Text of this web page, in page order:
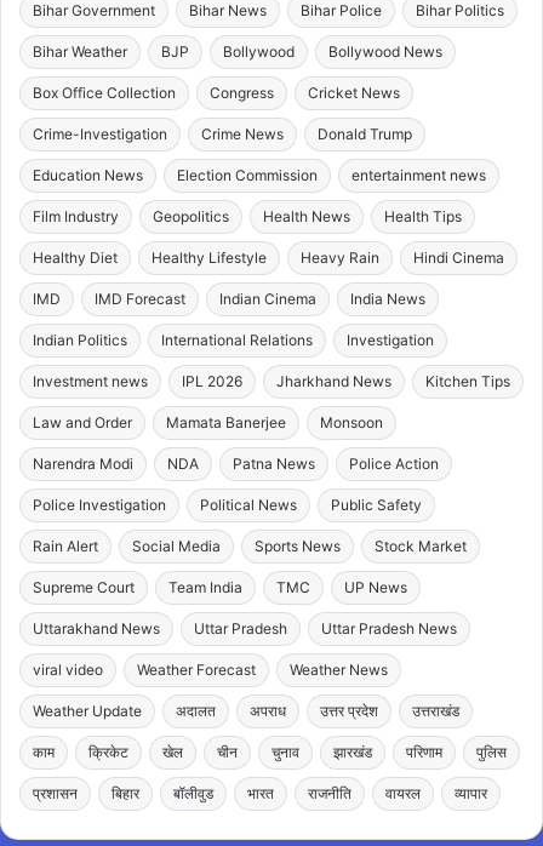
Bihar Government Bihar News Bihar Police Bihar Politics
Bihar Weather BJP Bollywood Bollywood News
Box Office Collection Congress Cricket News
Crime-Investigation Crime News Donald Trump
Education News Election Commission entertainment news
Film Industry Geopolitics Health News Health Tips
Healthy Diet Healthy Lifestyle Heavy Rain Hindi Cinema
IMD IMD Forecast Indian Cinema India News
Indian Politics International Relations Investigation
Investment news IPL 2026 Jharkhand News Kitchen Tips
Law and Order Mamata Banerjee Monsoon
Narendra Modi NDA Patna News Police Action
Police Investigation Political News Public Safety
Rain Alert Social Media Sports News Stock Market
Supreme Court Team India TMC UP News
Uttarakhand News Uttar Pradesh Uttar Pradesh News
viral video Weather Forecast Weather News
Weather Update अदालत अपराध उत्तर प्रदेश उत्तराखंड
काम क्रिकेट खेल चीन चुनाव झारखंड परिणाम पुलिस
प्रशासन बिहार बॉलीवुड भारत राजनीति वायरल व्यापार